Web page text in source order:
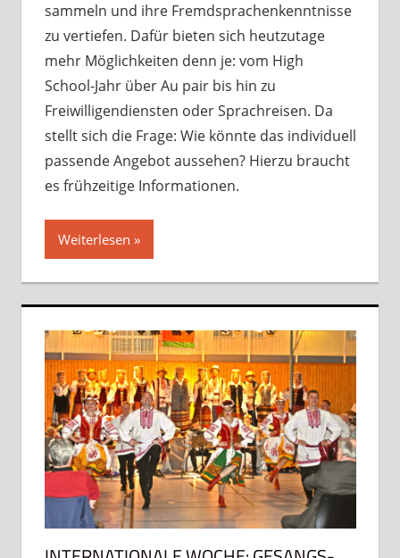
sammeln und ihre Fremdsprachenkenntnisse
zu vertiefen. Dafür bieten sich heutzutage
mehr Möglichkeiten denn je: vom High
School-Jahr über Au pair bis hin zu
Freiwilligendiensten oder Sprachreisen. Da
stellt sich die Frage: Wie könnte das individuell
passende Angebot aussehen? Hierzu braucht
es frühzeitige Informationen.
Weiterlesen